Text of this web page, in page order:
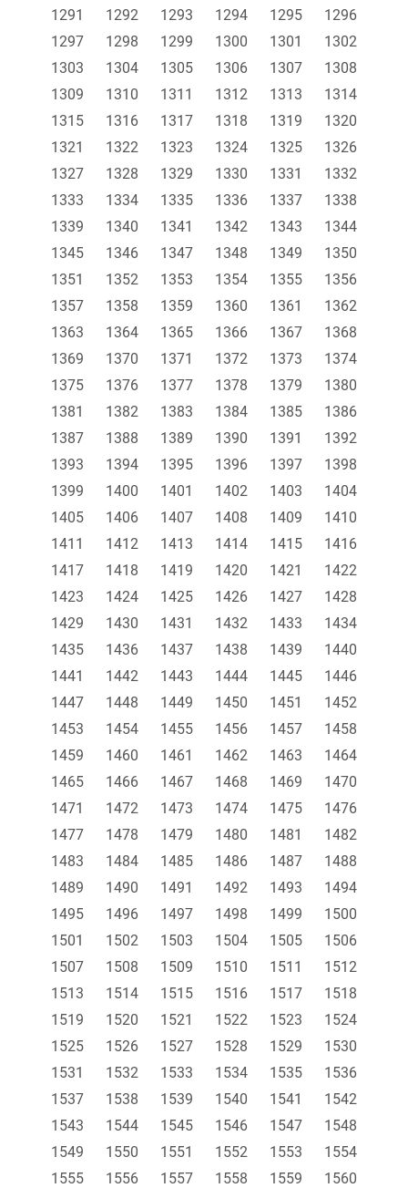
1291
1292 1293 1294 1295
1296
1297
1298 1299 1300 1301
1302
1303
1304 1305 1306 1307
1308
1309
1310 1311 1312 1313
1314
1315
1316 1317 1318 1319
1320
1321
1322 1323 1324 1325
1326
1327
1328 1329 1330 1331
1332
1333
1334 1335 1336 1337
1338
1339
1340 1341 1342 1343
1344
1345
1346 1347 1348 1349
1350
1351
1352 1353 1354 1355
1356
1357
1358 1359 1360 1361
1362
1363
1364 1365 1366 1367
1368
1369
1370 1371 1372 1373
1374
1375
1376 1377 1378 1379
1380
1381
1382 1383 1384 1385
1386
1387
1388 1389 1390 1391
1392
1393
1394 1395 1396 1397
1398
1399
1400 1401 1402 1403
1404
1405
1406 1407 1408 1409
1410
1411
1412 1413 1414 1415
1416
1417
1418 1419 1420 1421
1422
1423
1424 1425 1426 1427
1428
1429
1430 1431 1432 1433
1434
1435
1436 1437 1438 1439
1440
1441
1442 1443 1444 1445
1446
1447
1448 1449 1450 1451
1452
1453
1454 1455 1456 1457
1458
1459
1460 1461 1462 1463
1464
1465
1466 1467 1468 1469
1470
1471
1472 1473 1474 1475
1476
1477
1478 1479 1480 1481
1482
1483
1484 1485 1486 1487
1488
1489
1490 1491 1492 1493
1494
1495
1496 1497 1498 1499
1500
1501
1502 1503 1504 1505
1506
1507
1508 1509 1510 1511
1512
1513
1514 1515 1516 1517
1518
1519
1520 1521 1522 1523
1524
1525
1526 1527 1528 1529
1530
1531
1532 1533 1534 1535
1536
1537
1538 1539 1540 1541
1542
1543
1544 1545 1546 1547
1548
1549
1550 1551 1552 1553
1554
1555
1556 1557 1558 1559
1560